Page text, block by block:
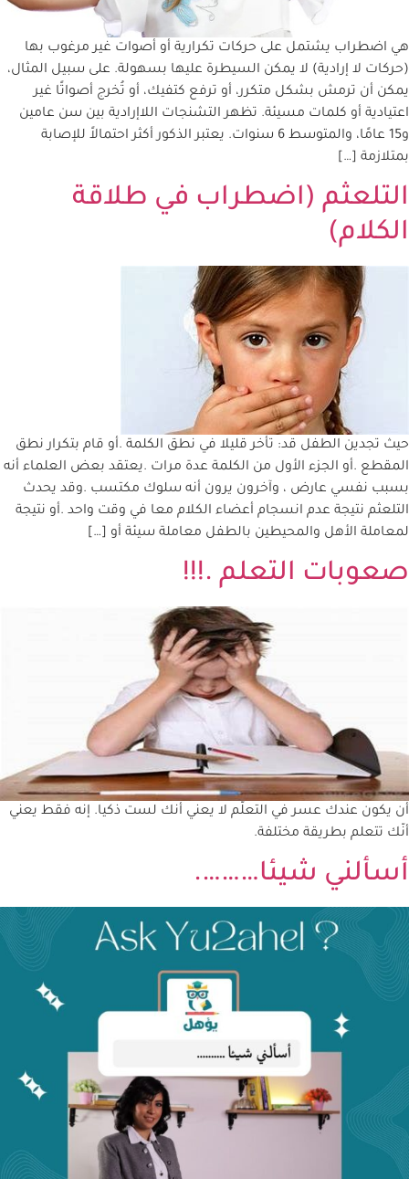
هي اضطراب يشتمل على حركات تكرارية أو أصوات غير مرغوب بها
(حركات لا إرادية) لا يمكن السيطرة عليها بسهولة. على سبيل المثال،
يمكن أن ترمش بشكل متكرر، أو ترفع كتفيك، أو تُخرج أصواتًا غير
اعتيادية أو كلمات مسيئة. تظهر التشنجات اللاإرادية بين سن عامين
و15 عامًا، والمتوسط 6 سنوات. يعتبر الذكور أكثر احتمالاً للإصابة
بمتلازمة […]
التلعثم (اضطراب في طلاقة
الكلام)
حيث تجدين الطفل قد: تأخر قليلا في نطق الكلمة .أو قام بتكرار نطق
المقطع .أو الجزء الأول من الكلمة عدة مرات .يعتقد بعض العلماء أنه
بسبب نفسي عارض ، وآخرون يرون أنه سلوك مكتسب .وقد يحدث
التلعثم نتيجة عدم انسجام أعضاء الكلام معا في وقت واحد .أو نتيجة
لمعاملة الأهل والمحيطين بالطفل معاملة سيئة أو […]
صعوبات التعلم .!!!
أن يكون عندك عسر في التعلّم لا يعني أنك لست ذكيا. إنه فقط يعني
أنّك تتعلم بطريقة مختلفة.
أسألني شيئا……….